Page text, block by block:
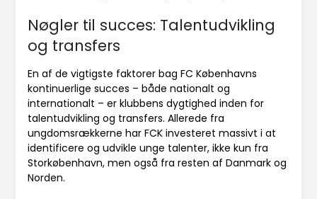
Nøgler til succes: Talentudvikling
og transfers
En af de vigtigste faktorer bag FC Københavns
kontinuerlige succes – både nationalt og
internationalt – er klubbens dygtighed inden for
talentudvikling og transfers. Allerede fra
ungdomsrækkerne har FCK investeret massivt i at
identificere og udvikle unge talenter, ikke kun fra
Storkøbenhavn, men også fra resten af Danmark og
Norden.